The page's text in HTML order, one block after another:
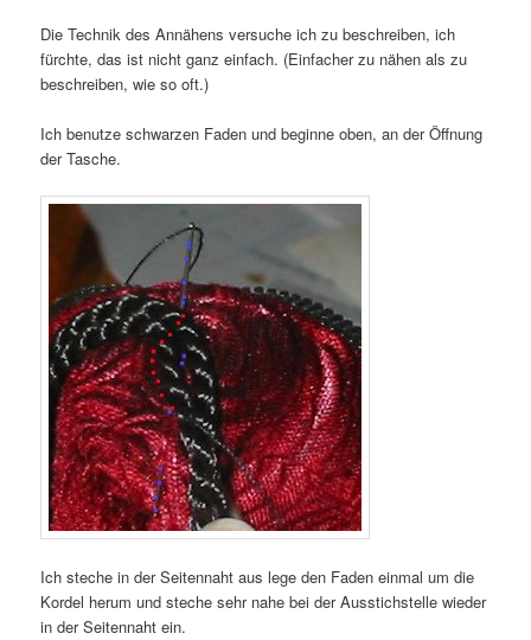
Die Technik des Annähens versuche ich zu beschreiben, ich
fürchte, das ist nicht ganz einfach. (Einfacher zu nähen als zu
beschreiben, wie so oft.)
Ich benutze schwarzen Faden und beginne oben, an der Öffnung
der Tasche.
Ich steche in der Seitennaht aus lege den Faden einmal um die
Kordel herum und steche sehr nahe bei der Ausstichstelle wieder
in der Seitennaht ein.